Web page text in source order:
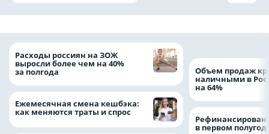
Расходы россиян на ЗОЖ
выросли более чем на 40%
за полгода
Ежемесячная смена кешбэка:
как меняются траты и спрос
Объем продаж
наличными в
на 64%
в первом